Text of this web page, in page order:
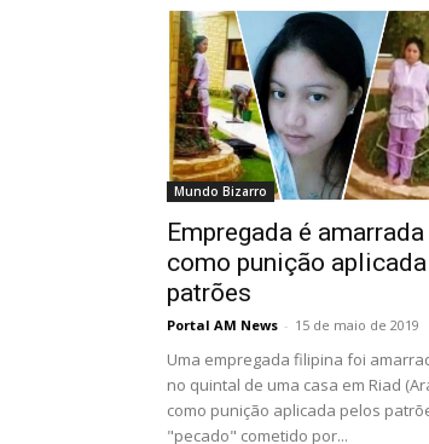
Mundo Bizarro
Empregada é
como punição
patrões
Portal AM News - 15 de maio de 2019
Uma empregada filipina foi
no quintal de uma casa em Riad
como punição aplicada pelos
"pecado" cometido por...